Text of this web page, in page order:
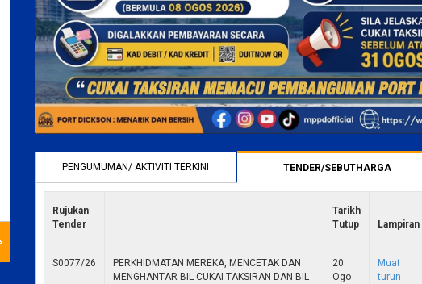
PENGUMUMAN/ AKTIVITI TERKINI TENDER/SEBUTHARGA
Rujukan
Tender
Tarikh
Tutup
Lampiran
S0077/26
PERKHIDMATAN MEREKA, MENCETAK DAN
MENGHANTAR BIL CUKAI TAKSIRAN DAN BIL
20
Ogo
Muat
turun